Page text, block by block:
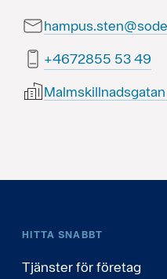
94 35 5582764+
HITTA SNABBT
Tjänster för företag